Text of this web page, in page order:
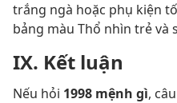
trắng ngà hoặc phụ kiện
bảng màu Thổ nhìn trẻ và
IX. Kết luận
Nếu hỏi 1998 mệnh gì,